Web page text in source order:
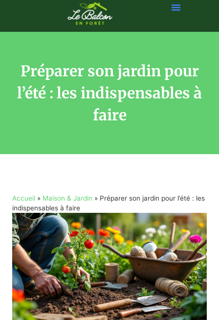
Préparer son jardin pour
l’été : les indispensables à
faire
Accueil » Maison & Jardin » Préparer son jardin pour l’été : les
indispensables à faire